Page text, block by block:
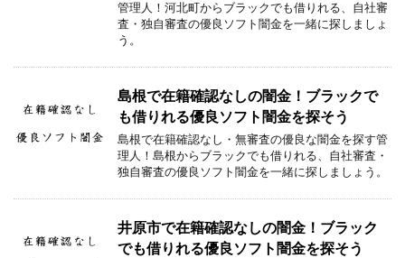
管理人！河北町からブラックでも借りれる、自社審
査・独自審査の優良ソフト闇金を一緒に探しましょ
う。
島根で在籍確認なしの闇金！ブラックで
も借りれる優良ソフト闇金を探そう
島根で在籍確認なし・無審査の優良な闇金を探す管
理人！島根からブラックでも借りれる、自社審査・
独自審査の優良ソフト闇金を一緒に探しましょう。
井原市で在籍確認なしの闇金！ブラック
でも借りれる優良ソフト闇金を探そう